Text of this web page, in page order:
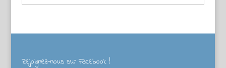
Rejoignez-nous sur Facebook !